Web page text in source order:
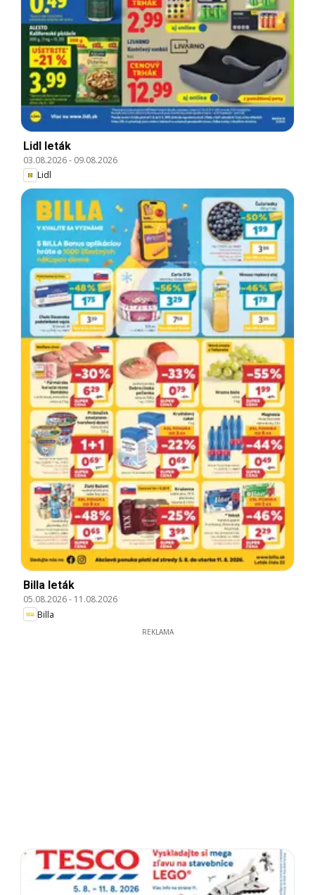
Lidl leták
03.08.2026- 09.08.2026
Lidl
Billa leták
05.08.2026- 11.08.2026
Billa
REKLAMA